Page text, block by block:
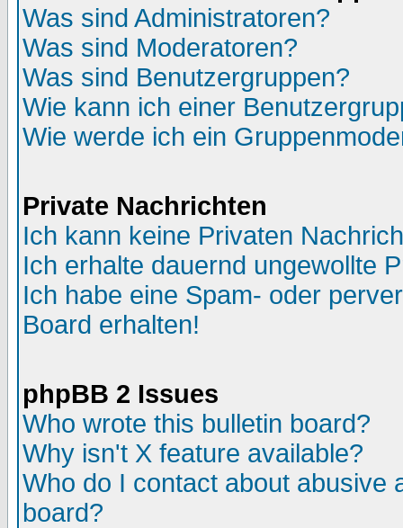
Was sind Administratoren?
Was sind Moderatoren?
Was sind Benutzergruppen?
Wie kann ich einer
Wie werde ich ein
Private Nachrichten
Ich kann keine Privaten
Ich erhalte dauernd ungewollte
Ich habe eine Spam- oder
Board erhalten!
phpBB 2 Issues
Who wrote this bulletin board?
Why isn't X feature available?
Who do I contact about abusive
board?